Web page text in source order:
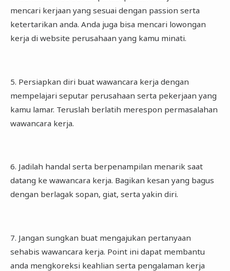
mencari kerjaan yang sesuai dengan passion serta
ketertarikan anda. Anda juga bisa mencari lowongan
kerja di website perusahaan yang kamu minati.
5. Persiapkan diri buat wawancara kerja dengan
mempelajari seputar perusahaan serta pekerjaan yang
kamu lamar. Teruslah berlatih merespon permasalahan
wawancara kerja.
6. Jadilah handal serta berpenampilan menarik saat
datang ke wawancara kerja. Bagikan kesan yang bagus
dengan berlagak sopan, giat, serta yakin diri.
7. Jangan sungkan buat mengajukan pertanyaan
sehabis wawancara kerja. Point ini dapat membantu
anda mengkoreksi keahlian serta pengalaman kerja